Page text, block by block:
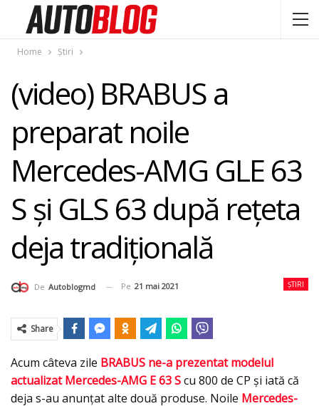
Home Știri
(video) BRABUS a
preparat noile
Mercedes-AMG GLE 63
S și GLS 63 după rețeta
deja tradițională
ȘTIRI
De Autoblogmd Pe 21 mai 2021
Share
Acum câteva zile BRABUS ne-a prezentat modelul
actualizat Mercedes-AMG E 63 Scu 800 de CP și iată că
deja s-au anunțat alte două produse. Noile Mercedes-